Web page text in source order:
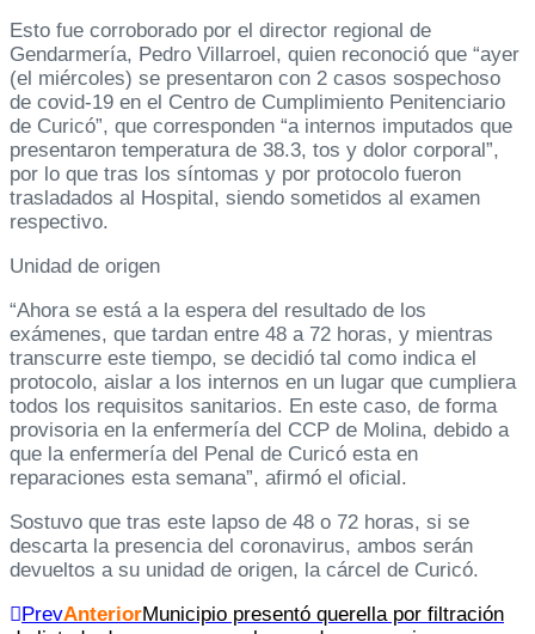
Esto fue corroborado por el director regional de
Gendarmería, Pedro Villarroel, quien reconoció que “ayer
(el miércoles) se presentaron con 2 casos sospechoso
de covid-19 en el Centro de Cumplimiento Penitenciario
de Curicó”, que corresponden “a internos imputados que
presentaron temperatura de 38.3, tos y dolor corporal”,
por lo que tras los síntomas y por protocolo fueron
trasladados al Hospital, siendo sometidos al examen
respectivo.
Unidad de origen
“Ahora se está a la espera del resultado de los
exámenes, que tardan entre 48 a 72 horas, y mientras
transcurre este tiempo, se decidió tal como indica el
protocolo, aislar a los internos en un lugar que cumpliera
todos los requisitos sanitarios. En este caso, de forma
provisoria en la enfermería del CCP de Molina, debido a
que la enfermería del Penal de Curicó esta en
reparaciones esta semana”, afirmó el oficial.
Sostuvo que tras este lapso de 48 o 72 horas, si se
descarta la presencia del coronavirus, ambos serán
devueltos a su unidad de origen, la cárcel de Curicó.
PrevAnteriorMunicipio presentó querella por filtración